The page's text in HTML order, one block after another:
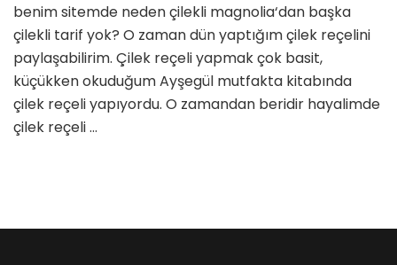
benim sitemde neden çilekli magnolia‘dan başka
çilekli tarif yok? O zaman dün yaptığım çilek reçelini
paylaşabilirim. Çilek reçeli yapmak çok basit,
küçükken okuduğum Ayşegül mutfakta kitabında
çilek reçeli yapıyordu. O zamandan beridir hayalimde
çilek reçeli …